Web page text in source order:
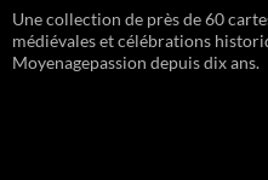
Une collection de près de 60
médiévales et célébrations
Moyenagepassion depuis dix ans.